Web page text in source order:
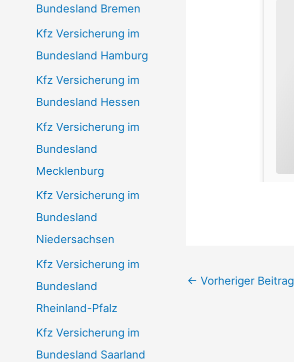
Bundesland Bremen
Kfz Versicherung im
Bundesland Hamburg
Kfz Versicherung im
Bundesland Hessen
Kfz Versicherung im
Bundesland
Mecklenburg
Kfz Versicherung im
Bundesland
Niedersachsen
Kfz Versicherung im
Bundesland
Rheinland-Pfalz
Kfz Versicherung im
Bundesland Saarland
← Vorheriger Beitrag